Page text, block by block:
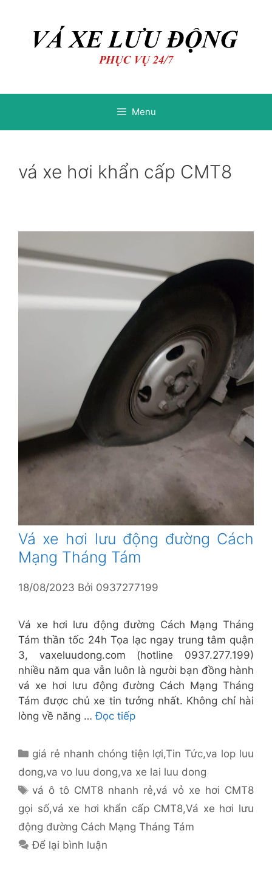
Menu
vá xe hơi khẩn cấp CMT8
Vá xe hơi lưu động đường Cách
Mạng Tháng Tám
18/08/2023 Bởi 0937277199
Vá xe hơi lưu động đường Cách Mạng Tháng
Tám thần tốc 24h Tọa lạc ngay trung tâm quận
3, vaxeluudong.com (hotline 0937.277.199)
nhiều năm qua vẫn luôn là người bạn đồng hành
vá xe hơi lưu động đường Cách Mạng Tháng
Tám được chủ xe tin tưởng nhất. Không chỉ hài
lòng về năng …Đọc tiếp
Danh
giá rẻ nhanh chóng tiện lợi,Tin Tức,va lop luu
dong,va vo luu dong,va xe lai luu dong
Thẻ
vá ô tô CMT8 nhanh rẻ,vá vỏ xe hơi CMT8
gọi số,vá xe hơi khẩn cấp CMT8,Vá xe hơi lưu
động đường Cách Mạng Tháng Tám
Để lại bình luận